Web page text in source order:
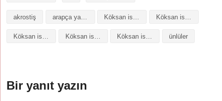
akrostiş arapça yazılışı
Köksan isminin baş harfleriyle şiir Köksan isminin kökeni Köksan isminin numerolojisi ünlüler
Bir yanıt yazın